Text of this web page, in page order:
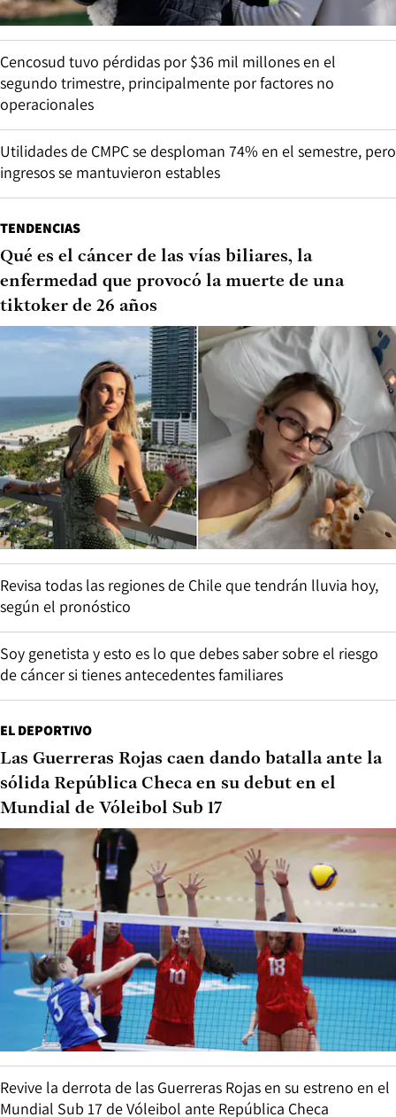
Cencosud tuvo pérdidas por $36 mil millones en el
segundo trimestre, principalmente por factores no
operacionales
Utilidades de CMPC se desploman 74% en el semestre, pero
ingresos se mantuvieron estables
TENDENCIAS
Qué es el cáncer de las vías biliares, la
enfermedad que provocó la muerte de una
tiktoker de 26 años
Revisa todas las regiones de Chile que tendrán lluvia hoy,
según el pronóstico
Soy genetista y esto es lo que debes saber sobre el riesgo
de cáncer si tienes antecedentes familiares
EL DEPORTIVO
Las Guerreras Rojas caen dando batalla ante la
sólida República Checa en su debut en el
Mundial de Vóleibol Sub 17
Revive la derrota de las Guerreras Rojas en su estreno en el
Mundial Sub 17 de Vóleibol ante República Checa